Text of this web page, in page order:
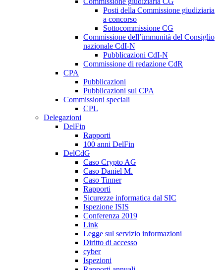
Posti della Commissione giudiziaria
a concorso
Sottocommissione CG
Commissione dell’immunità del Consiglio
nazionale CdI-N
Pubblicazioni CdI-N
Commissione di redazione CdR
CPA
Pubblicazioni
Pubblicazioni sul CPA
Commissioni speciali
CPL
Delegazioni
DelFin
Rapporti
100 anni DelFin
DelCdG
Caso Crypto AG
Caso Daniel M.
Caso Tinner
Rapporti
Sicurezze informatica dal SIC
Ispezione ISIS
Conferenza 2019
Link
Legge sul servizio informazioni
Diritto di accesso
cyber
Ispezioni